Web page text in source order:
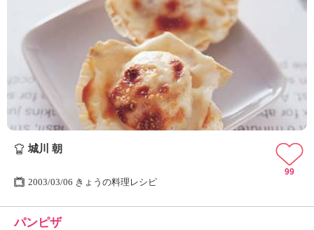
城川 朝
2003/03/06 きょうの料理レシピ
99
パンピザ